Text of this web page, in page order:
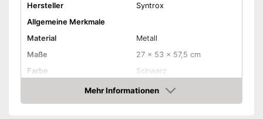
Hersteller
Syntrox
Allgemeine Merkmale
Material
Metall
Maße
27 x 53 x 57,5 cm
Farbe
Schwarz
7,2 kg
Produkteigenschaften
Mehr Informationen
Amazon